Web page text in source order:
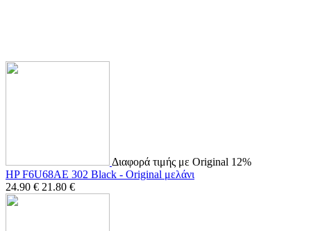
Διαφορά τιμής με Original 12%
HP F6U68AE 302 Black - Original μελάνι
24.90 € 21.80 €